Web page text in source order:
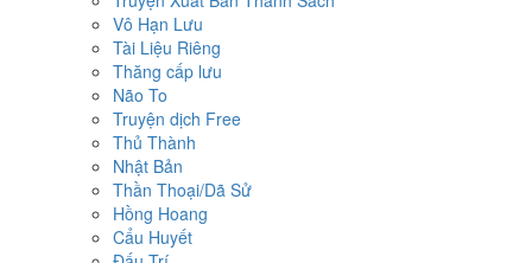
Vô Hạn Lưu
Tài Liệu Riêng
Thăng cấp lưu
Não To
Truyện dịch Free
Thủ Thành
Nhật Bản
Thần Thoại/Dã Sử
Hồng Hoang
Cẩu Huyết